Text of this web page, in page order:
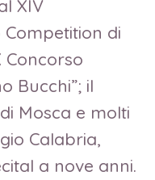
XIV
di
Concorso
Bucchi”; il
Mosca e molti
Calabria,
a nove anni.